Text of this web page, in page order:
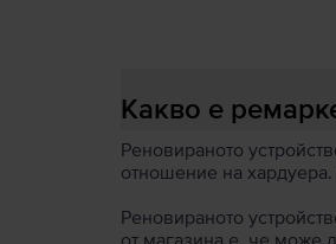
Какво е
Реновираното
отношение на
Реновираното